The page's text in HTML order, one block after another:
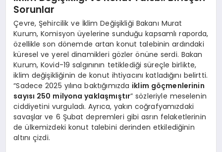
Sorunlar
Çevre, Şehircilik ve İklim Değişikliği Bakanı Murat
Kurum, Komisyon üyelerine sunduğu kapsamlı raporda,
özellikle son dönemde artan konut talebinin ardındaki
küresel ve yerel dinamikleri gözler önüne serdi. Bakan
Kurum, Kovid-19 salgınının tetiklediği süreçle birlikte,
iklim değişikliğinin de konut ihtiyacını katladığını belirtti.
“Sadece 2025 yılına baktığımızda iklim göçmenlerinin
sayısı 250 milyona yaklaşmıştır” sözleriyle meselenin
ciddiyetini vurguladı. Ayrıca, yakın coğrafyamızdaki
savaşlar ve 6 Şubat depremleri gibi asrın felaketlerinin
de ülkemizdeki konut talebini derinden etkilediğinin
altını çizdi.